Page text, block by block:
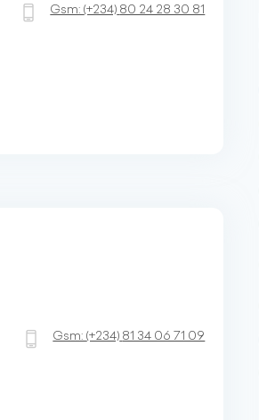
Gsm:(+234) 80 24 28 30 81
Gsm:(+234) 81 34 06 71 09